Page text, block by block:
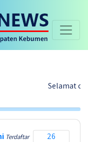
Selamat datang di
Terdaftar
26